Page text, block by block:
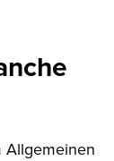
Allgemeinen